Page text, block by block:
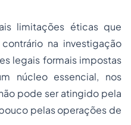
limitações éticas que
na investigação
legais formais impostas
núcleo essencial, nos
pode ser atingido pela
pelas operações de